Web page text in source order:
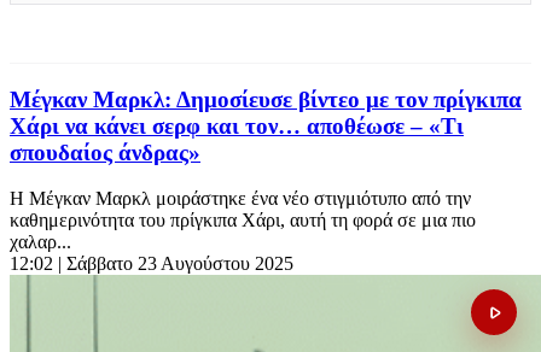
Μέγκαν Μαρκλ: Δημοσίευσε βίντεο με τον πρίγκιπα
Χάρι να κάνει σερφ και τον… αποθέωσε – «Τι
σπουδαίος άνδρας»
Η Μέγκαν Μαρκλ μοιράστηκε ένα νέο στιγμιότυπο από την
καθημερινότητα του πρίγκιπα Χάρι, αυτή τη φορά σε μια πιο
χαλαρ...
12:02 | Σάββατο 23 Αυγούστου 2025